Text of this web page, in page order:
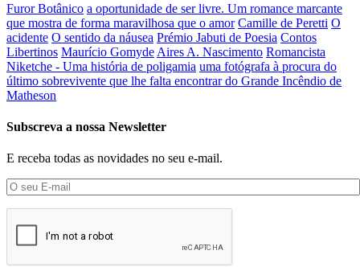
Furor Botânico a oportunidade de ser livre. Um romance marcante
que mostra de forma maravilhosa que o amor Camille de Peretti O
acidente O sentido da náusea Prémio Jabuti de Poesia Contos
Libertinos Maurício Gomyde Aires A. Nascimento Romancista
Niketche - Uma história de poligamia uma fotógrafa à procura do
último sobrevivente que lhe falta encontrar do Grande Incêndio de
Matheson
Subscreva a nossa Newsletter
E receba todas as novidades no seu e-mail.